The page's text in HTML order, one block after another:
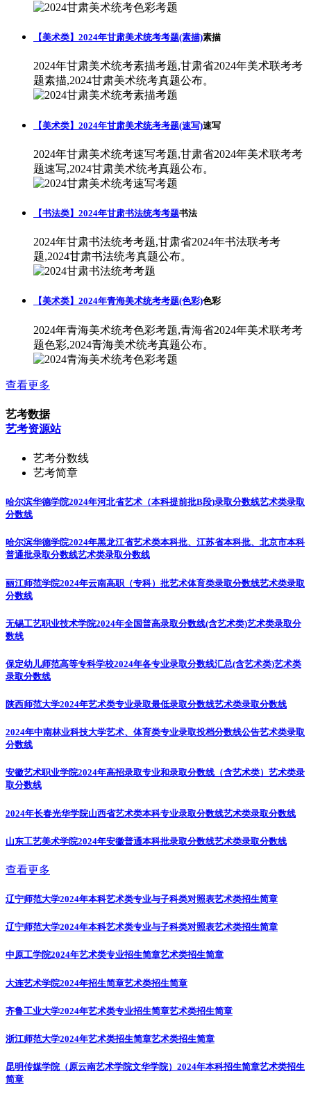
【美术类】2024年甘肃美术统考考题(素描)素描
2024年甘肃美术统考素描考题,甘肃省2024年美术联考考
题素描,2024甘肃美术统考真题公布。
【美术类】2024年甘肃美术统考考题(速写)速写
2024年甘肃美术统考速写考题,甘肃省2024年美术联考考
题速写,2024甘肃美术统考真题公布。
【书法类】2024年甘肃书法统考考题书法
2024年甘肃书法统考考题,甘肃省2024年书法联考考
题,2024甘肃书法统考真题公布。
【美术类】2024年青海美术统考考题(色彩)色彩
2024年青海美术统考色彩考题,青海省2024年美术联考考
题色彩,2024青海美术统考真题公布。
查看更多
艺考数据
艺考资源站
艺考分数线
艺考简章
哈尔滨华德学院2024年河北省艺术（本科提前批B段)录取分数线艺术类录取
分数线
哈尔滨华德学院2024年黑龙江省艺术类本科批、江苏省本科批、北京市本科
普通批录取分数线艺术类录取分数线
丽江师范学院2024年云南高职（专科）批艺术体育类录取分数线艺术类录取
分数线
无锡工艺职业技术学院2024年全国普高录取分数线(含艺术类)艺术类录取分
数线
保定幼儿师范高等专科学校2024年各专业录取分数线汇总(含艺术类)艺术类
录取分数线
陕西师范大学2024年艺术类专业录取最低录取分数线艺术类录取分数线
2024年中南林业科技大学艺术、体育类专业录取投档分数线公告艺术类录取
分数线
安徽艺术职业学院2024年高招录取专业和录取分数线（含艺术类） 艺术类录
取分数线
2024年长春光华学院山西省艺术类本科专业录取分数线艺术类录取分数线
山东工艺美术学院2024年安徽普通本科批录取分数线艺术类录取分数线
查看更多
辽宁师范大学2024年本科艺术类专业与子科类对照表艺术类招生简章
辽宁师范大学2024年本科艺术类专业与子科类对照表艺术类招生简章
中原工学院2024年艺术类专业招生简章艺术类招生简章
大连艺术学院2024年招生简章艺术类招生简章
齐鲁工业大学2024年艺术类专业招生简章艺术类招生简章
浙江师范大学2024年艺术类招生简章艺术类招生简章
昆明传媒学院（原云南艺术学院文华学院）2024年本科招生简章艺术类招生
简章